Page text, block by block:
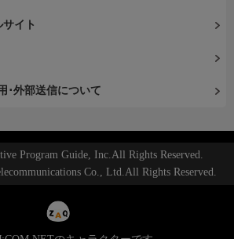
イト
･外部送信について
Program Guide, Inc.All Rights Reserved.
Co., Ltd.All Rights Reserved.